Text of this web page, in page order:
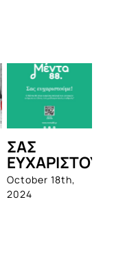
ΣΑΣ
October 18th,
2024